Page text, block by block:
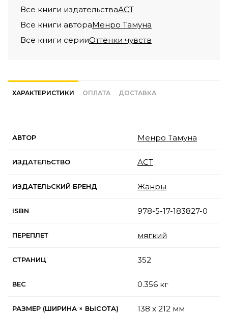
Все книги издательстваАСТ
Все книги автораМенро Тамуна
Все книги серииОттенки чувств
ХАРАКТЕРИСТИКИ ОПЛАТА ДОСТАВКА
АВТОР Менро Тамуна
ИЗДАТЕЛЬСТВО АСТ
ИЗДАТЕЛЬСКИЙ БРЕНД Жанры
ISBN 978-5-17-183827-0
ПЕРЕПЛЕТ мягкий
СТРАНИЦ 352
ВЕС 0.356 кг
РАЗМЕР (ШИРИНА × ВЫСОТА) 138 x 212 мм